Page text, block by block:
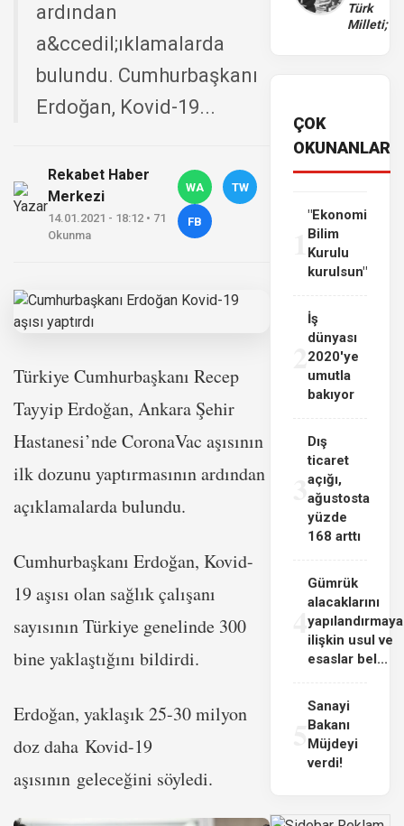
ardından
a&ccedil;ıklamalarda
bulundu. Cumhurbaşkanı
Erdoğan, Kovid-19...
Rekabet Haber
Merkezi
14.01.2021 - 18:12 • 71
Okunma
WA TW
FB
Türkiye Cumhurbaşkanı Recep
Tayyip Erdoğan, Ankara Şehir
Hastanesi’nde CoronaVac aşısının
ilk dozunu yaptırmasının ardından
açıklamalarda bulundu.
Cumhurbaşkanı Erdoğan, Kovid-
19 aşısı olan sağlık çalışanı
sayısının Türkiye genelinde 300
bine yaklaştığını bildirdi.
Erdoğan, yaklaşık 25-30 milyon
doz daha Kovid-19
aşısının geleceğini söyledi.
Türk
Milleti;
ÇOK
OKUNANLAR
"Ekonomi
Bilim
Kurulu
kurulsun"
İş
dünyası
2020'ye
umutla
bakıyor
3
Dış
ticaret
açığı,
ağustosta
yüzde
168 arttı
4
Gümrük
alacaklarını
yapılandırmaya
ilişkin usul ve
esaslar bel...
Sanayi
Bakanı
Müjdeyi
verdi!